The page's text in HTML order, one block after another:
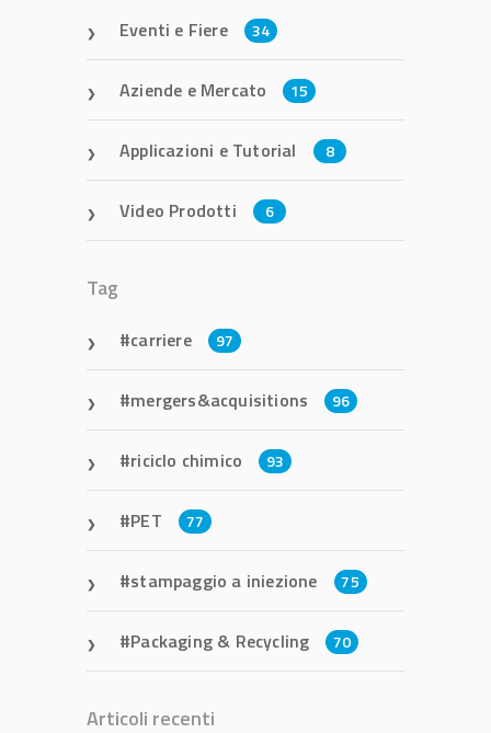
Eventi e Fiere 34
Aziende e Mercato 15
Applicazioni e Tutorial 8
Video Prodotti 6
Tag
carriere 97
mergers&acquisitions 96
riciclo chimico 93
PET 77
stampaggio a iniezione 75
Packaging & Recycling 70
Articoli recenti